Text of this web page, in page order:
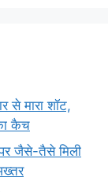
से मारा शॉट,
कैच
जैसे-तैसे मिली